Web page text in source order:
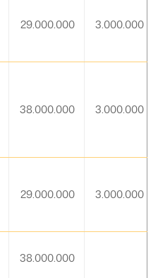
29.000.000 3.000.000
38.000.000 3.000.000
29.000.000 3.000.000
38.000.000